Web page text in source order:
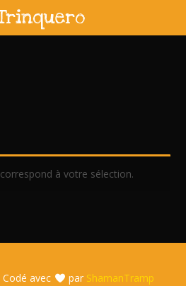
à votre sélection.
Codé avec par ShamanTramp